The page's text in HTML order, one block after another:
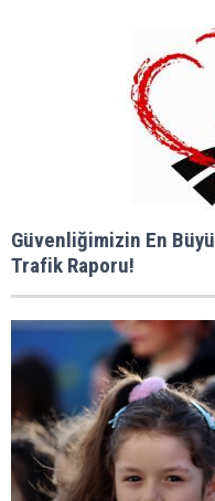
Güvenliğimizin En
Trafik Raporu!